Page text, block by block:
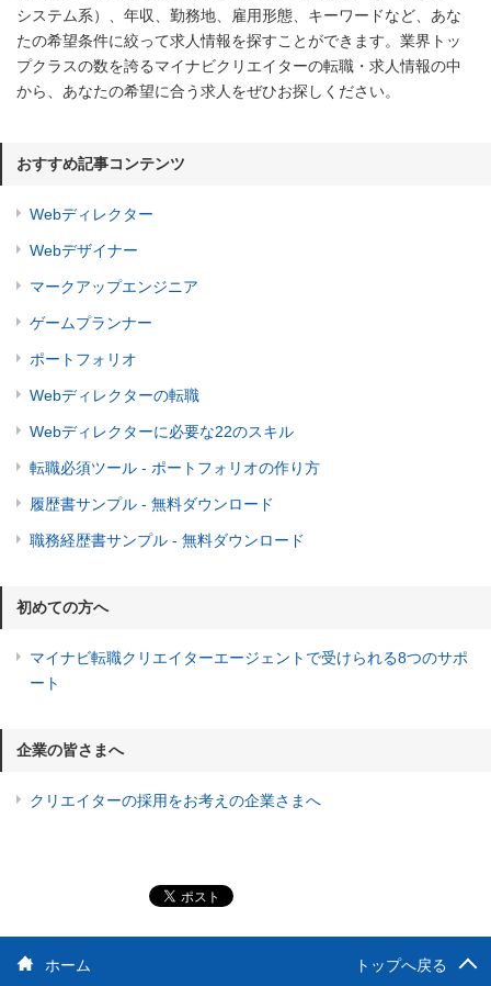
システム系）、年収、勤務地、雇用形態、キーワードなど、あな
たの希望条件に絞って求人情報を探すことができます。業界トッ
プクラスの数を誇るマイナビクリエイターの転職・求人情報の中
から、あなたの希望に合う求人をぜひお探しください。
おすすめ記事コンテンツ
Webディレクター
Webデザイナー
マークアップエンジニア
ゲームプランナー
ポートフォリオ
Webディレクターの転職
Webディレクターに必要な22のスキル
転職必須ツール - ポートフォリオの作り方
履歴書サンプル - 無料ダウンロード
職務経歴書サンプル - 無料ダウンロード
初めての方へ
マイナビ転職クリエイターエージェントで受けられる8つのサポ
ート
企業の皆さまへ
クリエイターの採用をお考えの企業さまへ
ホーム トップへ戻る